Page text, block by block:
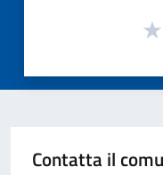
Contatta il